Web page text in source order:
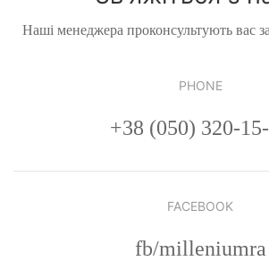
Наші менеджера проконсультують вас
PHONE
+38 (050) 320-
FACEBOOK
fb/milleniumra